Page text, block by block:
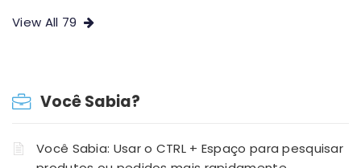
View All 79
Você Sabia?
Você Sabia: Usar o CTRL + Espaço para pesquisar